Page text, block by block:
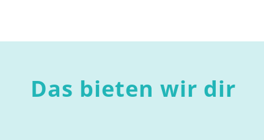
Das bieten wir dir